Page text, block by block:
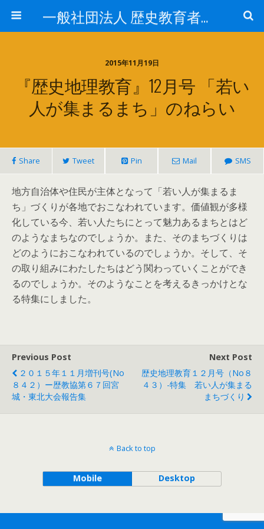
一般社団法人 歴史教育者協議会
2015年11月19日
『歴史地理教育』12月号 「若い
人が集まるまち」のねらい
Share Tweet Pin Mail SMS
地方自治体や住民が主体となって「若い人が集まるま
ち」づくりが各地でおこなわれています。価値観が多様
化している今、若い人たちにとって魅力あるまちとはど
のようなまちなのでしょうか。また、そのまちづくりは
どのようにおこなわれているのでしょうか。そして、そ
の取り組みにわたしたちはどう関わっていくことができ
るのでしょうか。そのようなことを考えるきっかけとな
る特集にしました。
Previous Post
２０１５年１１月増刊号(No
８４２）ー歴教協第６７回宮
城・東北大会報告集
Next Post
歴史地理教育１２月号（No８
４３）-特集 若い人が集まる
まちづくり
Back to top
Mobile Desktop